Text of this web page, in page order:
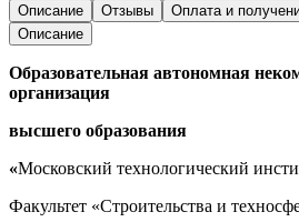
Описание Отзывы
Оплата и
Описание
Образовательная автономная
организация
высшего образования
«Московский технологический
Факультет «Строительства и